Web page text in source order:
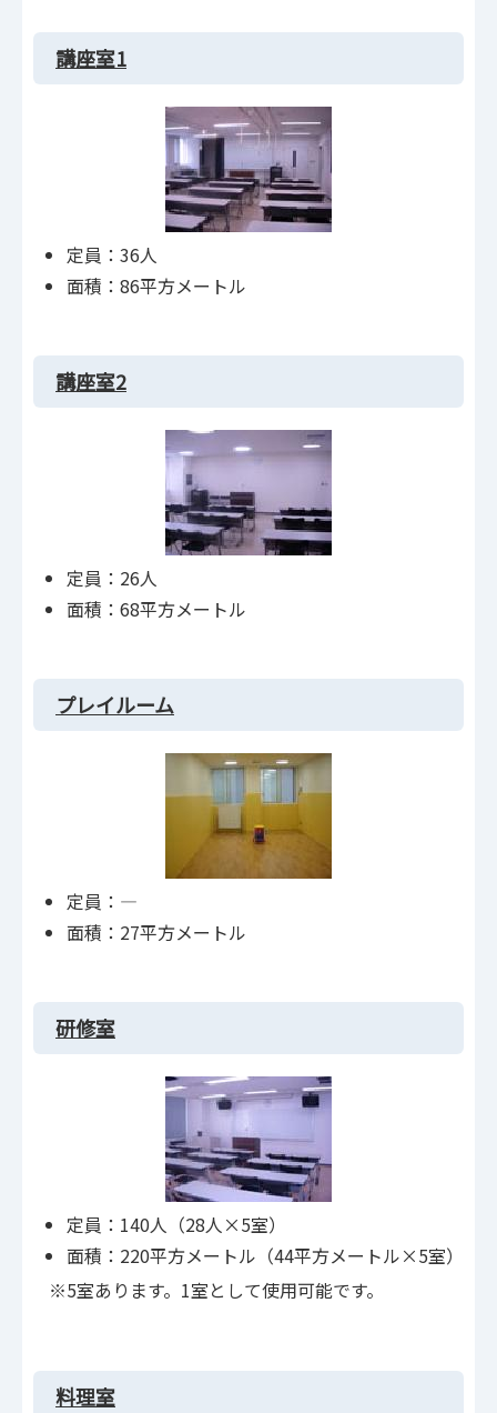
講座室1
定員：36人
面積：86平方メートル
講座室2
定員：26人
面積：68平方メートル
プレイルーム
定員：―
面積：27平方メートル
研修室
定員：140人（28人×5室）
面積：220平方メートル（44平方メートル×5室）
※5室あります。1室として使用可能です。
料理室